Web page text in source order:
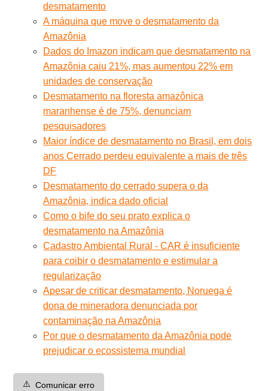
desmatamento
A máquina que move o desmatamento da
Amazônia
Dados do Imazon indicam que desmatamento na
Amazônia caiu 21%, mas aumentou 22% em
unidades de conservação
Desmatamento na floresta amazônica
maranhense é de 75%, denunciam
pesquisadores
Maior índice de desmatamento no Brasil, em dois
anos Cerrado perdeu equivalente a mais de três
DF
Desmatamento do cerrado supera o da
Amazônia, indica dado oficial
Como o bife do seu prato explica o
desmatamento na Amazônia
Cadastro Ambiental Rural - CAR é insuficiente
para coibir o desmatamento e estimular a
regularização
Apesar de criticar desmatamento, Noruega é
dona de mineradora denunciada por
contaminação na Amazônia
Por que o desmatamento da Amazônia pode
prejudicar o ecossistema mundial
⚠️ Comunicar erro